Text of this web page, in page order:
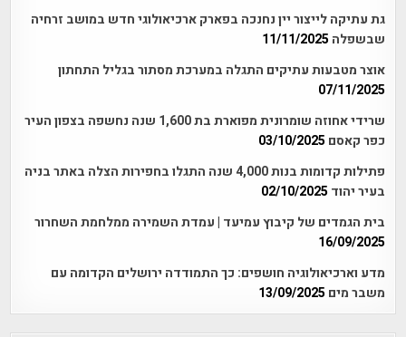
גת עתיקה לייצור יין נחנכה בפארק ארכיאולוגי חדש במושב זרחיה
שבשפלה 11/11/2025
אוצר מטבעות עתיקים התגלה במערכת מסתור בגליל התחתון
07/11/2025
שרידי אחוזה שומרונית מפוארת בת 1,600 שנה נחשפה בצפון העיר
כפר קאסם 03/10/2025
פתילות קדומות בנות 4,000 שנה התגלו בחפירות הצלה באתר בניה
בעיר יהוד 02/10/2025
בית הגמדים של קיבוץ עמיעד | עמדת השמירה ממלחמת השחרור
16/09/2025
מדע וארכיאולוגיה חושפים: כך התמודדה ירושלים הקדומה עם
משבר מים 13/09/2025